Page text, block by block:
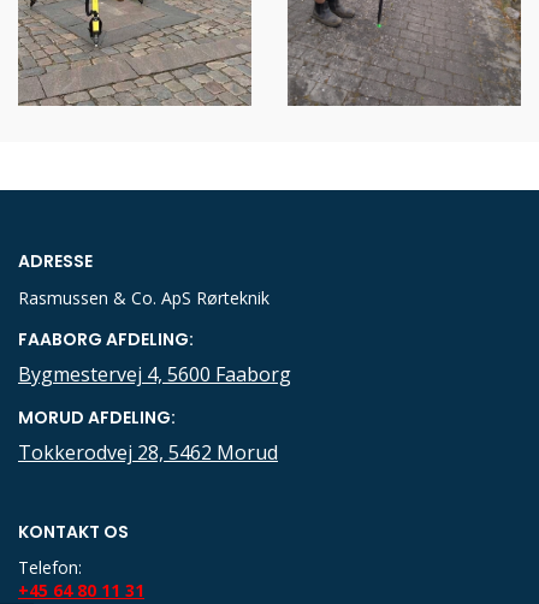
ADRESSE
Rasmussen & Co. ApS Rørteknik
FAABORG AFDELING:
Bygmestervej 4, 5600 Faaborg
MORUD AFDELING:
Tokkerodvej 28, 5462 Morud
KONTAKT OS
Telefon:
+45 64 80 11 31